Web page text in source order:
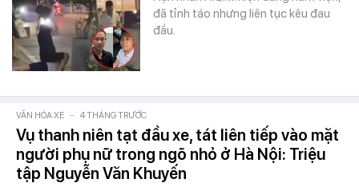
đã tỉnh táo nhưng liên tục kêu đau
đầu.
VĂN HÓA XE - 4 THÁNG TRƯỚC
Vụ thanh niên tạt đầu xe, tát liên tiếp vào mặt
người phụ nữ trong ngõ nhỏ ở Hà Nội: Triệu
tập Nguyễn Văn Khuyến